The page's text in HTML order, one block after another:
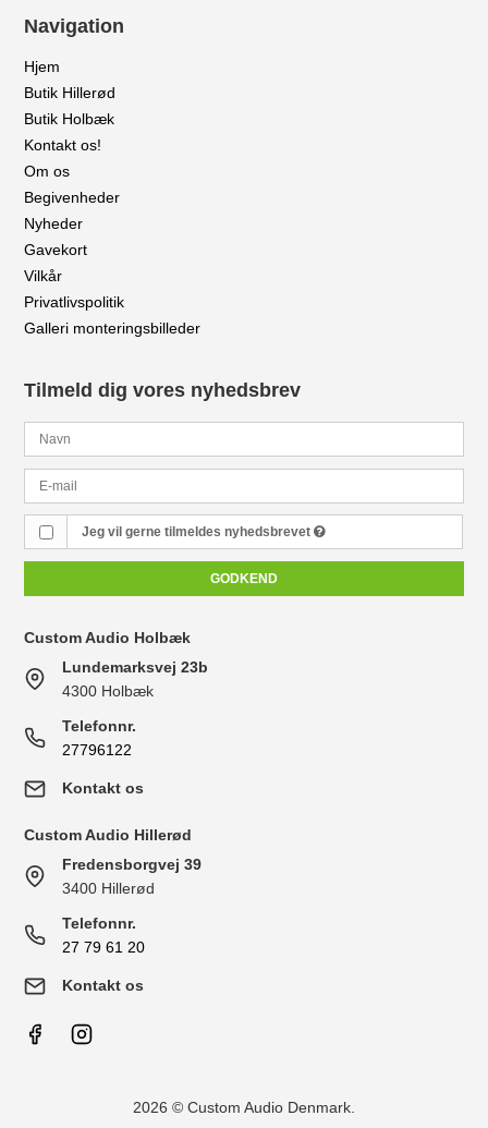
Navigation
Hjem
Butik Hillerød
Butik Holbæk
Kontakt os!
Om os
Begivenheder
Nyheder
Gavekort
Vilkår
Privatlivspolitik
Galleri monteringsbilleder
Tilmeld dig vores nyhedsbrev
Jeg vil gerne tilmeldes nyhedsbrevet
GODKEND
Custom Audio Holbæk
Lundemarksvej 23b
4300 Holbæk
Telefonnr.
27796122
Kontakt os
Custom Audio Hillerød
Fredensborgvej 39
3400 Hillerød
Telefonnr.
27 79 61 20
Kontakt os
2026 © Custom Audio Denmark.